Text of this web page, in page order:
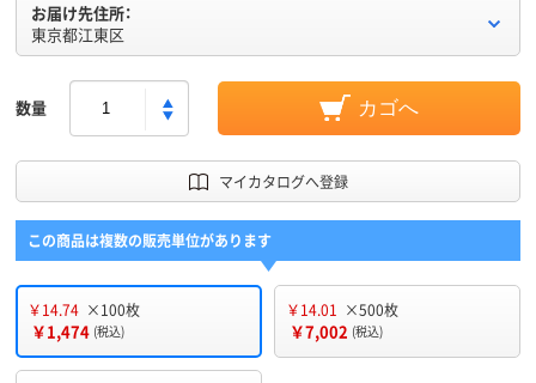
お届け先住所：
東京都江東区
数量 カゴへ
マイカタログへ登録
この商品は複数の販売単位があります
￥14.74 ×100枚
￥1,474 (税込)
￥14.01 ×500枚
￥7,002 (税込)